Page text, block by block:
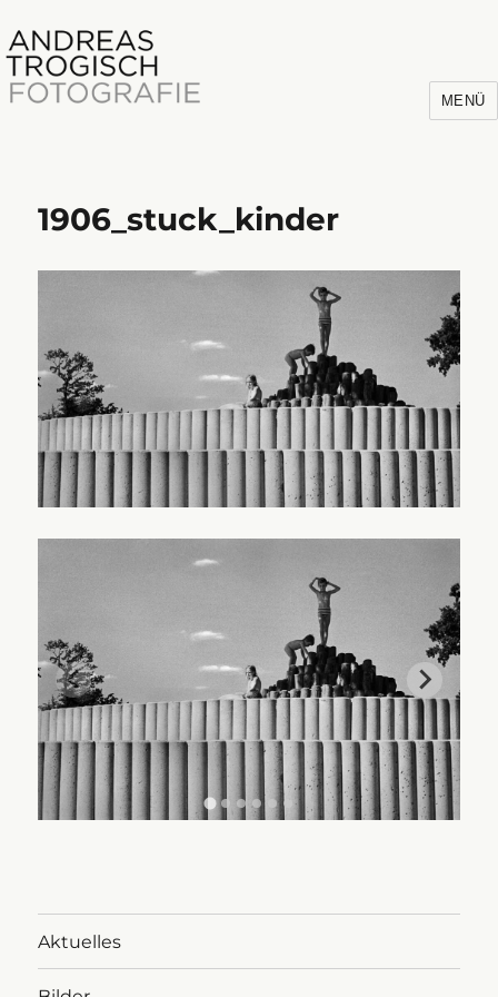
Andreas Trogisch
MENÜ
1906_stuck_kinder
Aktuelles